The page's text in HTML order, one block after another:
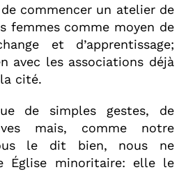
commencer un atelier de
femmes comme moyen de
et d’apprentissage;
avec les associations déjà
cité.
de simples gestes, de
mais, comme notre
le dit bien, nous ne
Église minoritaire: elle le